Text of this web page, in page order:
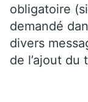
obligatoire
demandé
divers
de l’ajout du